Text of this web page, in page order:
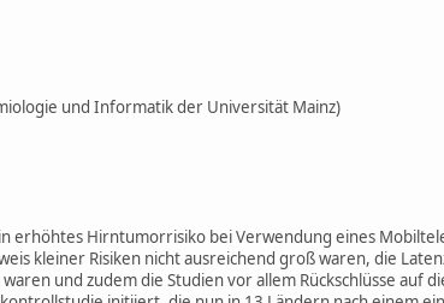
und Informatik der Universität Mainz)
erhöhtes Hirntumorrisiko bei Verwendung eines
kleiner Risiken nicht ausreichend groß waren, die
und zudem die Studien vor allem Rückschlüsse auf